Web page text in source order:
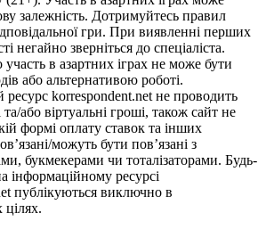
залежність. Дотримуйтесь правил
гри. При виявленні перших
негайно зверніться до спеціаліста.
в азартних іграх не може бути
або альтернативою роботі.
ресурс korrespondent.net не проводить
та/або віртуальні гроші, також сайт не
формі оплату ставок та інших
можуть бути пов’язані з
букмекерами чи тоталізаторами. Будь-
інформаційному ресурсі
публікуються виключно в